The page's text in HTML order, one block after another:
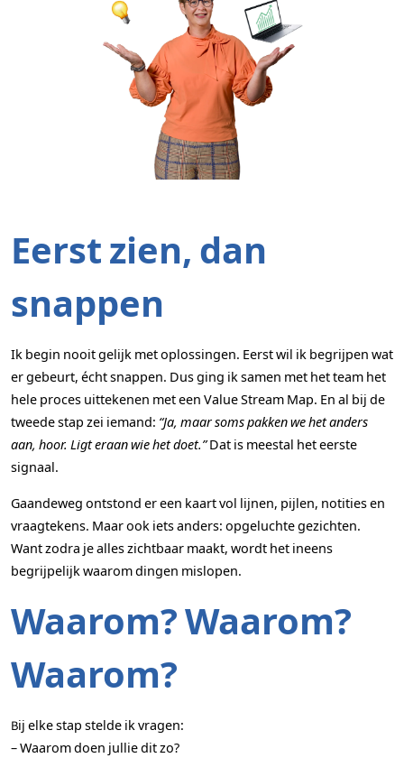
Eerst zien, dan
snappen
Ik begin nooit gelijk met oplossingen. Eerst wil ik begrijpen wat
er gebeurt, écht snappen. Dus ging ik samen met het team het
hele proces uittekenen met een Value Stream Map. En al bij de
tweede stap zei iemand: “Ja, maar soms pakken we het anders
aan, hoor. Ligt eraan wie het doet.”Dat is meestal het eerste
signaal.
Gaandeweg ontstond er een kaart vol lijnen, pijlen, notities en
vraagtekens. Maar ook iets anders: opgeluchte gezichten.
Want zodra je alles zichtbaar maakt, wordt het ineens
begrijpelijk waarom dingen mislopen.
Waarom? Waarom?
Waarom?
Bij elke stap stelde ik vragen:
– Waarom doen jullie dit zo?